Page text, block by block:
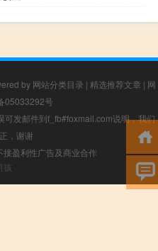
by 网站分类目录 | 精选推荐文章 | 网
05033292号
可发邮件到f_fb#foxmail.com说明，我们
，谢谢
盈利性广告及商业合作
孩